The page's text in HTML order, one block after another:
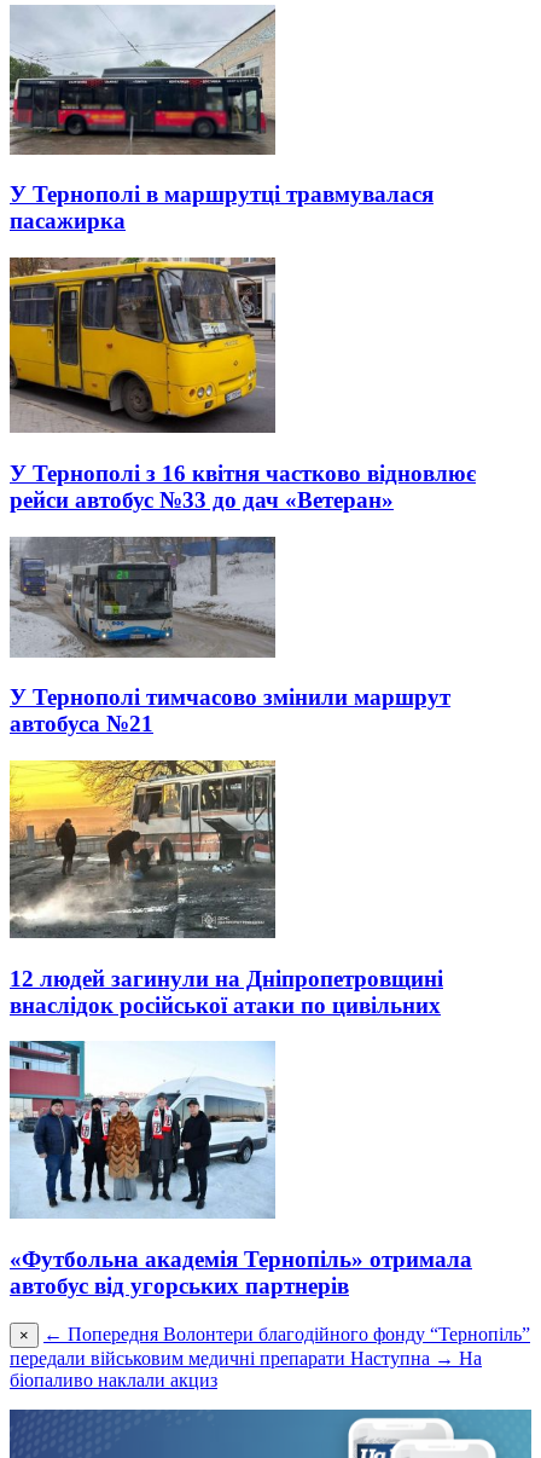
У Тернополі в маршрутці травмувалася
пасажирка
У Тернополі з 16 квітня частково відновлює
рейси автобус №33 до дач «Ветеран»
У Тернополі тимчасово змінили маршрут
автобуса №21
12 людей загинули на Дніпропетровщині
внаслідок російської атаки по цивільних
«Футбольна академія Тернопіль» отримала
автобус від угорських партнерів
× ← Попередня Волонтери благодійного фонду “Тернопіль”
передали військовим медичні препарати Наступна → На
біопаливо наклали акциз